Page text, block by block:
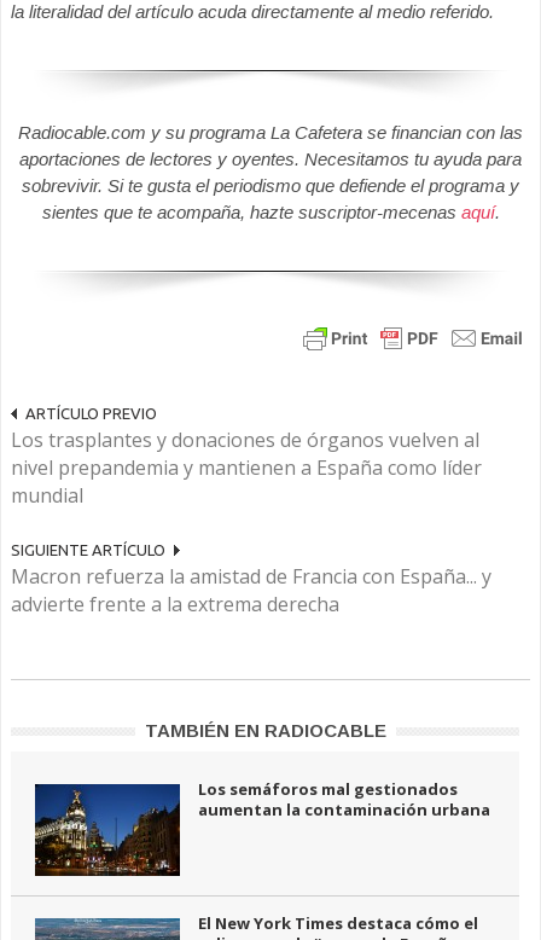
la literalidad del artículo acuda directamente al medio referido.
Radiocable.com y su programa La Cafetera se financian con las
aportaciones de lectores y oyentes. Necesitamos tu ayuda para
sobrevivir. Si te gusta el periodismo que defiende el programa y
sientes que te acompaña, hazte suscriptor-mecenas aquí.
ARTÍCULO PREVIO
Los trasplantes y donaciones de órganos vuelven al
nivel prepandemia y mantienen a España como líder
mundial
SIGUIENTE ARTÍCULO
Macron refuerza la amistad de Francia con España... y
advierte frente a la extrema derecha
TAMBIÉN EN RADIOCABLE
Los semáforos mal gestionados
aumentan la contaminación urbana
El New York Times destaca cómo el